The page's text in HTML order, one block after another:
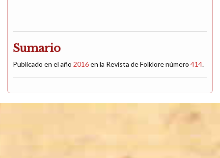
Sumario
Publicado en el año 2016en la Revista de Folklore número 414.